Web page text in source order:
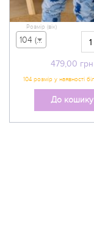
479,00 грн
Розмір (вік)
104 (вік 3-4 р) - 479,00 грн
До кошику